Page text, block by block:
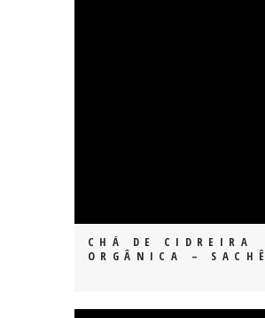
CHÁ DE CIDREIRA
ORGÂNICA – SACHÊ